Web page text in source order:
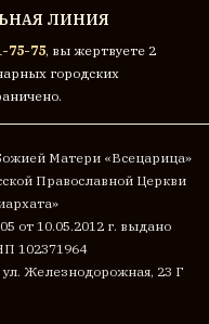
ЛИНИЯ
75-75, вы жертвуете 2
городских
Матери «Всецарица»
Православной Церкви
от 10.05.2012 г. выдано
102371964
Железнодорожная, 23 Г